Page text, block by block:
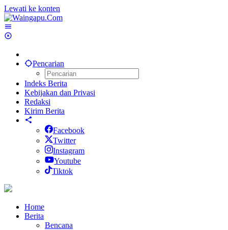
Lewati ke konten
Pencarian
Indeks Berita
Kebijakan dan Privasi
Redaksi
Kirim Berita
Facebook
Twitter
Instagram
Youtube
Tiktok
Home
Berita
Bencana